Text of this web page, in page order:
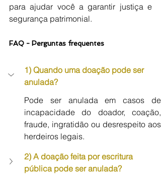
para ajudar você a garantir justiça e
segurança patrimonial.
FAQ - Perguntas frequentes
1) Quando uma doação pode ser
anulada?
Pode ser anulada em casos de
incapacidade do doador, coação,
fraude, ingratidão ou desrespeito aos
herdeiros legais.
2) A doação feita por escritura
pública pode ser anulada?